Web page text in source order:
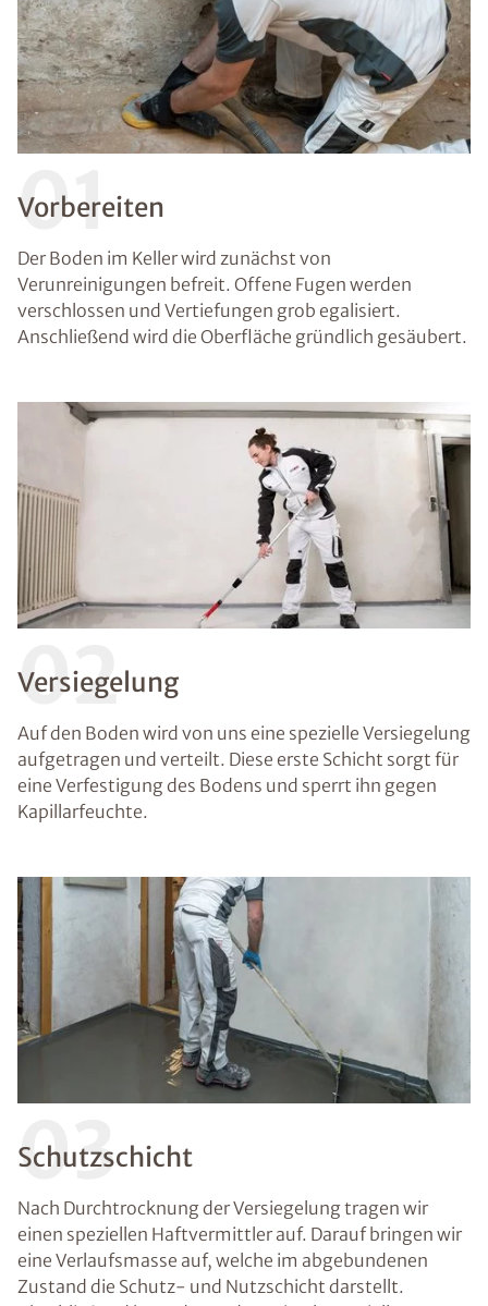
01
Vorbereiten
Der Boden im Keller wird zunächst von
Verunreinigungen befreit. Offene Fugen werden
verschlossen und Vertiefungen grob egalisiert.
Anschließend wird die Oberfläche gründlich gesäubert.
02
Versiegelung
Auf den Boden wird von uns eine spezielle Versiegelung
aufgetragen und verteilt. Diese erste Schicht sorgt für
eine Verfestigung des Bodens und sperrt ihn gegen
Kapillarfeuchte.
03
Schutzschicht
Nach Durchtrocknung der Versiegelung tragen wir
einen speziellen Haftvermittler auf. Darauf bringen wir
eine Verlaufsmasse auf, welche im abgebundenen
Zustand die Schutz- und Nutzschicht darstellt.